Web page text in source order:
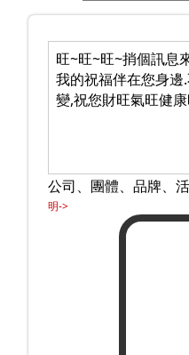
公司、團體、品牌、
明->